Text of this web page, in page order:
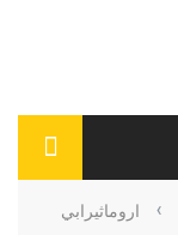
› اروماثيرابي